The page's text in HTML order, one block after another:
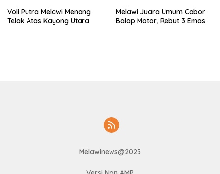
Voli Putra Melawi Menang
Telak Atas Kayong Utara
Melawi Juara Umum Cabor
Balap Motor, Rebut 3 Emas
Melawinews@2025